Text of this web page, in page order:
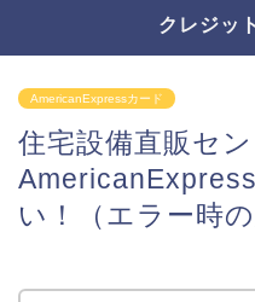
クレジッ
AmericanExpressカード
住宅設備直販セ
い！（エラー時の